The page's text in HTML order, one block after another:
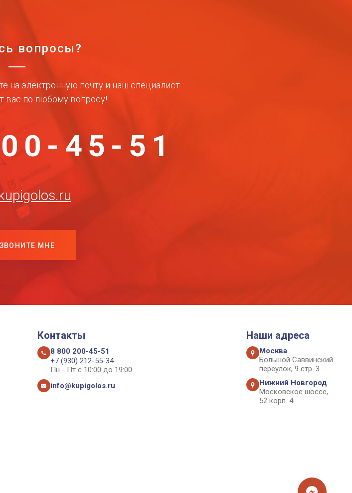
вопросы?
на электронную почту и наш специалист
вас по любому вопросу!
45-51
МНЕ
Контакты
8 800 200-45-51
+7 (930) 212-55-34
Пн - Пт с 10:00 до 19:00
info@kupigolos.ru
Наши адреса
Москва
Большой Саввинский
переулок, 9 стр. 3
Нижний Новгород
Московское шоссе,
52 корп. 4